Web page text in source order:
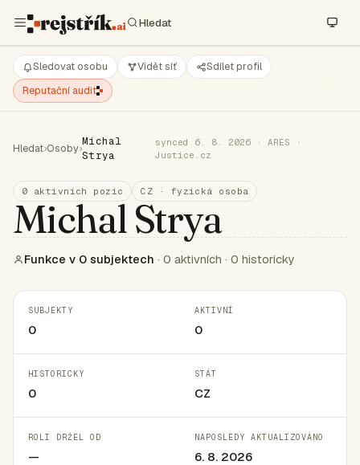
Sledovat osobu Vidět síť
Sdílet profil
Reputační audit
Hledat›Osoby›
Michal
Strya
synced 6. 8. 2026 · ARES ·
Justice.cz
0 aktivních pozic CZ · fyzická osoba
Michal Strya
Funkce v 0 subjektech · 0 aktivních · 0 historicky
SUBJEKTY
0
AKTIVNÍ
0
HISTORICKY
0
STÁT
CZ
ROLI DRŽEL OD
—
NAPOSLEDY AKTUALIZOVÁNO
6. 8. 2026